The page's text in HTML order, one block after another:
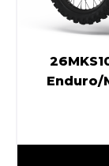
Enduro/